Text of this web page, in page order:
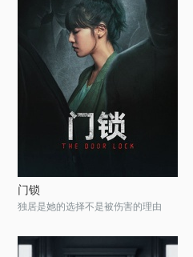
门锁
独居是她的选择不是被伤害的理由